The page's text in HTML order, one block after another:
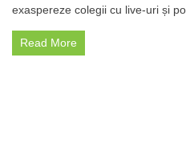
exaspereze colegii cu live-uri și
Read More